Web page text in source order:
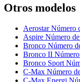
Otros modelos
Aerostar Número
Aspire Número
Bronco Número
Bronco II
Bronco Sport
C-Max Número
C-Max Energi